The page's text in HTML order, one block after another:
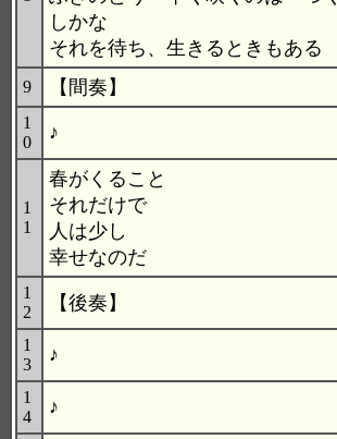
しかな
それを待ち、生きるときもある
9 【間奏】
1
0
♪
1
1
春がくること
それだけで
人は少し
幸せなのだ
1
2
【後奏】
1
3
♪
1
4
♪